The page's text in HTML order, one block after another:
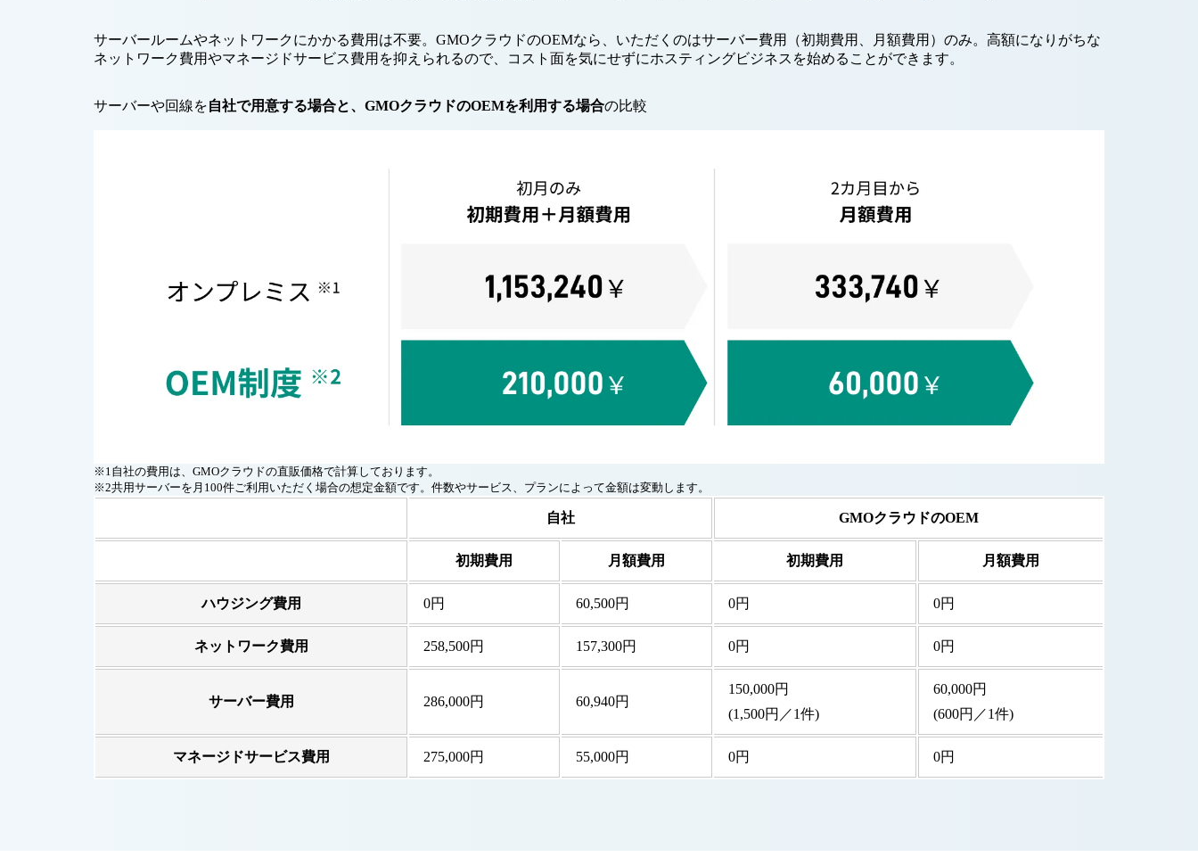
サーバールームやネットワークにかかる費用は不要。GMOクラウドのOEMなら、いただくのはサーバー費用（初期費用、月額費用）のみ。高額になりがちな
ネットワーク費用やマネージドサービス費用を抑えられるので、コスト面を気にせずにホスティングビジネスを始めることができます。
サーバーや回線を自社で用意する場合と、GMOクラウドのOEMを利用する場合の比較
※1自社の費用は、GMOクラウドの直販価格で計算しております。
※2共用サーバーを月100件ご利用いただく場合の想定金額です。件数やサービス、プランによって金額は変動します。
自社 GMOクラウドのOEM
初期費用 月額費用 初期費用 月額費用
ハウジング費用 0円 60,500円 0円 0円
ネットワーク費用 258,500円 157,300円 0円 0円
サーバー費用 286,000円 60,940円
150,000円
(1,500円／1件)
60,000円
(600円／1件)
マネージドサービス費用 275,000円 55,000円 0円 0円